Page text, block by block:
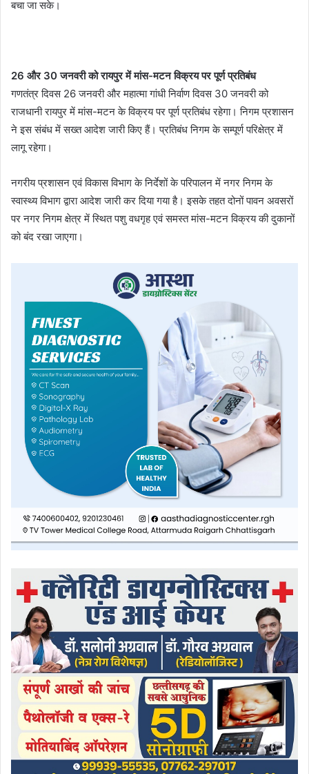
बचा जा सके।
26 और 30 जनवरी को रायपुर में मांस-मटन विक्रय पर पूर्ण प्रतिबंध
गणतंत्र दिवस 26 जनवरी और महात्मा गांधी निर्वाण दिवस 30 जनवरी को
राजधानी रायपुर में मांस-मटन के विक्रय पर पूर्ण प्रतिबंध रहेगा। निगम प्रशासन
ने इस संबंध में सख्त आदेश जारी किए हैं। प्रतिबंध निगम के सम्पूर्ण परिक्षेत्र में
लागू रहेगा।
नगरीय प्रशासन एवं विकास विभाग के निर्देशों के परिपालन में नगर निगम के
स्वास्थ्य विभाग द्वारा आदेश जारी कर दिया गया है। इसके तहत दोनों पावन अवसरों
पर नगर निगम क्षेत्र में स्थित पशु वधगृह एवं समस्त मांस-मटन विक्रय की दुकानों
को बंद रखा जाएगा।